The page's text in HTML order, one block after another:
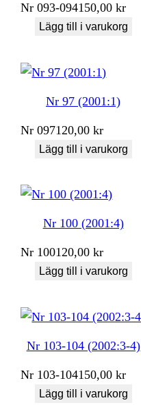
Nr 093-094150,00kr
Lägg till i varukorg
Nr 97 (2001:1)
Nr 097120,00kr
Lägg till i varukorg
Nr 100 (2001:4)
Nr 100120,00kr
Lägg till i varukorg
Nr 103-104 (2002:3-4)
Nr 103-104150,00kr
Lägg till i varukorg